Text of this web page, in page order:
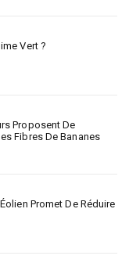
Vert ?
Proposent De
Fibres De Bananes
Promet De Réduire